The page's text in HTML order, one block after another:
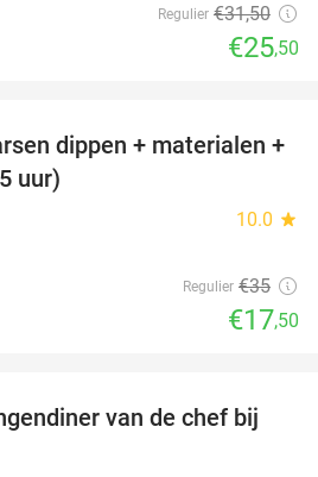
Regulier €31,50
€25,50
50%
dippen + materialen +
uur)
10.0 star
Regulier €35
€17,50
30%
van de chef bij